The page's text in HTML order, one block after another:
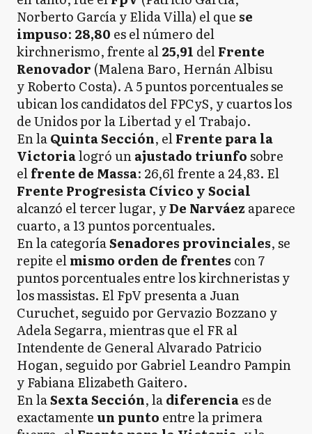
Norberto García y Elida Villa) el que se
impuso: 28,80 es el número del
kirchnerismo, frente al25,91 delFrente
Renovador (Malena Baro, Hernán Albisu
y Roberto Costa). A 5 puntos porcentuales se
ubican los candidatos del FPCyS, y cuartos los
de Unidos por la Libertad y el Trabajo.
En laQuinta Sección, elFrente para la
Victorialogró unajustado triunfosobre
elfrente de Massa: 26,61 frente a 24,83. El
Frente Progresista Cívico y Social
alcanzó el tercer lugar, yDe Narváez aparece
cuarto, a 13 puntos porcentuales.
En la categoríaSenadores provinciales, se
repite elmismo orden de frentes con 7
puntos porcentuales entre los kirchneristas y
los massistas. El FpV presenta a Juan
Curuchet, seguido por Gervazio Bozzano y
Adela Segarra, mientras que el FR al
Intendente de General Alvarado Patricio
Hogan, seguido por Gabriel Leandro Pampin
y Fabiana Elizabeth Gaitero.
En laSexta Sección, ladiferenciaes de
exactamenteun punto entre la primera